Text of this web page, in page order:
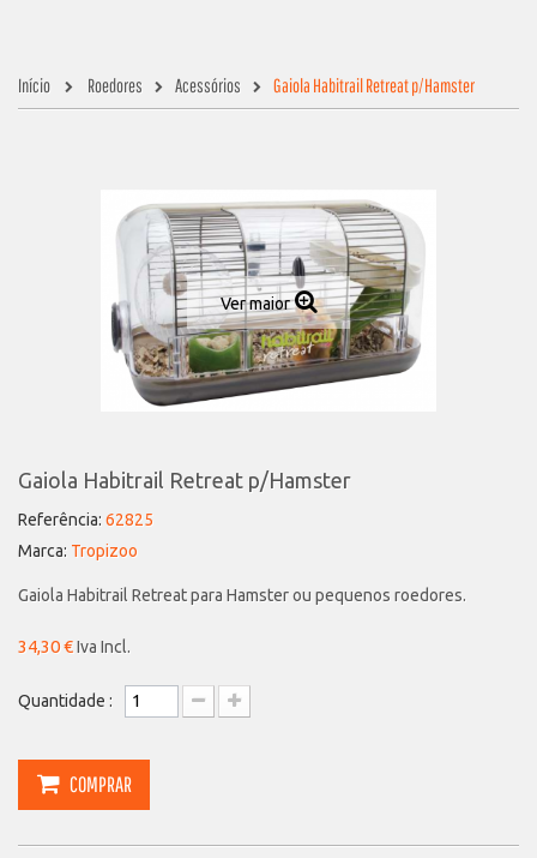
Início Roedores Acessórios Gaiola Habitrail Retreat p/Hamster
Ver maior
Gaiola Habitrail Retreat p/Hamster
Referência: 62825
Marca: Tropizoo
Gaiola Habitrail Retreat para Hamster ou pequenos roedores.
34,30 €Iva Incl.
Quantidade :
COMPRAR